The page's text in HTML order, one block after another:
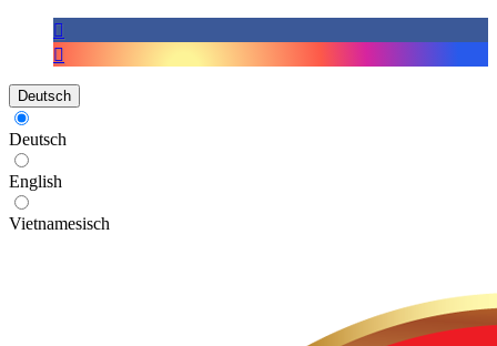
Deutsch
Deutsch
English
Vietnamesisch